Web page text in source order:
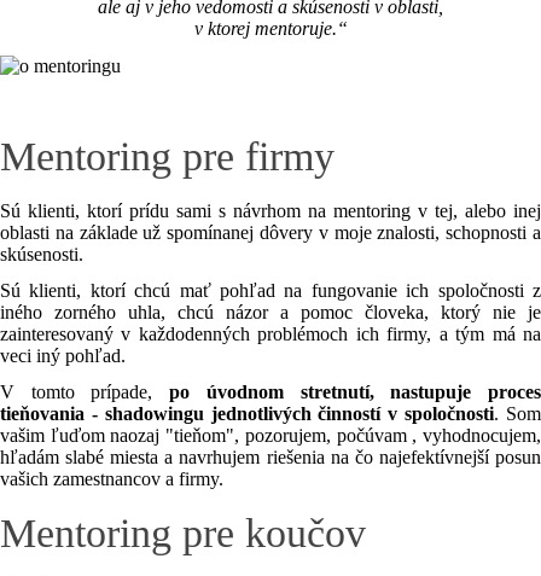
ale aj v jeho vedomosti a skúsenosti v oblasti,
v ktorej mentoruje.“
Mentoring pre firmy
Sú klienti, ktorí prídu sami s návrhom na mentoring v tej, alebo inej
oblasti na základe už spomínanej dôvery v moje znalosti, schopnosti a
skúsenosti.
Sú klienti, ktorí chcú mať pohľad na fungovanie ich spoločnosti z
iného zorného uhla, chcú názor a pomoc človeka, ktorý nie je
zainteresovaný v každodenných problémoch ich firmy, a tým má na
veci iný pohľad.
V tomto prípade,po úvodnom stretnutí, nastupuje proces
tieňovania - shadowingu jednotlivých činností v spoločnosti. Som
vašim ľuďom naozaj "tieňom", pozorujem, počúvam , vyhodnocujem,
hľadám slabé miesta a navrhujem riešenia na čo najefektívnejší posun
vašich zamestnancov a firmy.
Mentoring pre koučov